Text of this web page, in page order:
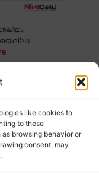
like cookies to
to these
browsing behavior or
consent, may